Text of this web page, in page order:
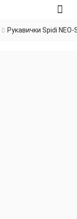
Рукавички Spidi NEO-